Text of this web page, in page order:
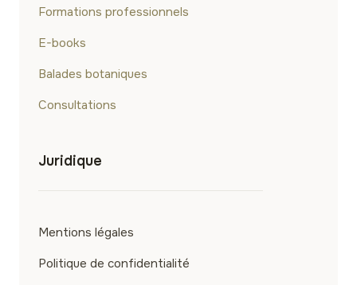
Formations professionnels
E-books
Balades botaniques
Consultations
Juridique
Mentions légales
Politique de confidentialité